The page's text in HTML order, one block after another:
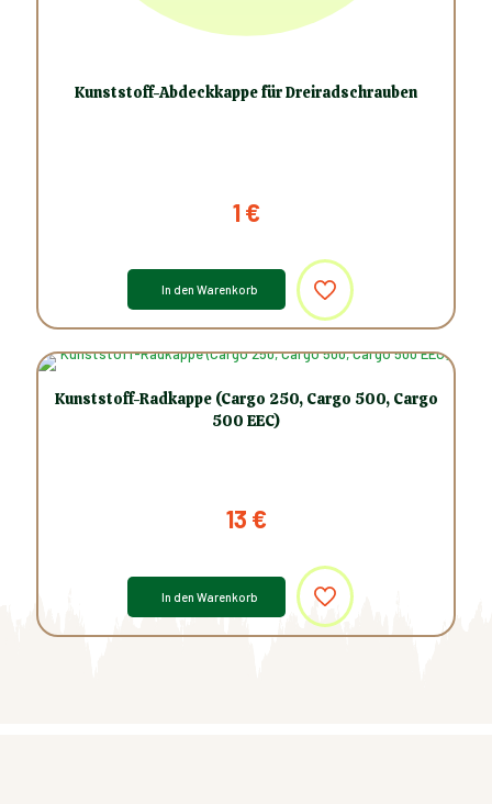
Kunststoff-Abdeckkappe für Dreiradschrauben
1€
In den Warenkorb
Kunststoff-Radkappe (Cargo 250, Cargo 500, Cargo
500 EEC)
13 €
In den Warenkorb